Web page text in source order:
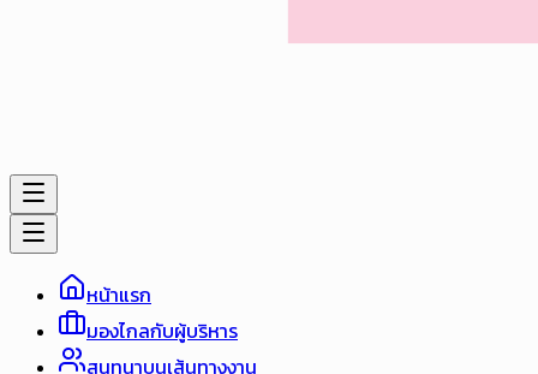
หน้าแรก
มองไกลกับผู้บริหาร
สนทนาบนเส้นทางงาน